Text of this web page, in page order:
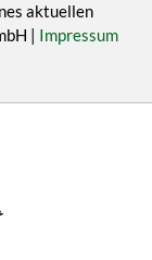
aktuellen
| Impressum